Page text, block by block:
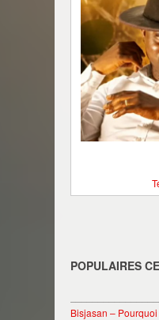
POPULAIRES
Bisjasan – Pourquoi